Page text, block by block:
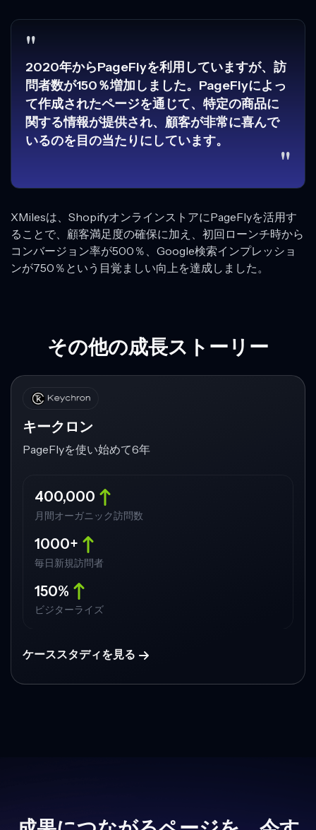
"
2020年からPageFlyを利用していますが、訪
問者数が150％増加しました。PageFlyによっ
て作成されたページを通じて、特定の商品に
関する情報が提供され、顧客が非常に喜んで
いるのを目の当たりにしています。
"
XMilesは、ShopifyオンラインストアにPageFlyを活用す
ることで、顧客満足度の確保に加え、初回ローンチ時から
コンバージョン率が500％、Google検索インプレッショ
ンが750％という目覚ましい向上を達成しました。
その他の成長ストーリー
キークロン
PageFlyを使い始めて6年
400,000
月間オーガニック訪問数
1000+
毎日新規訪問者
150%
ビジターライズ
ケーススタディを見る